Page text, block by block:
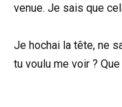
venue. Je sais que
Je hochai la tête, ne
tu voulu me voir ?